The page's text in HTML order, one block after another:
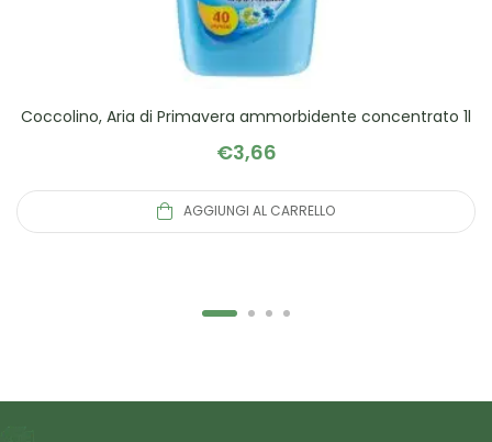
Coccolino, Aria di Primavera ammorbidente concentrato 1l
€3,66
AGGIUNGI AL CARRELLO